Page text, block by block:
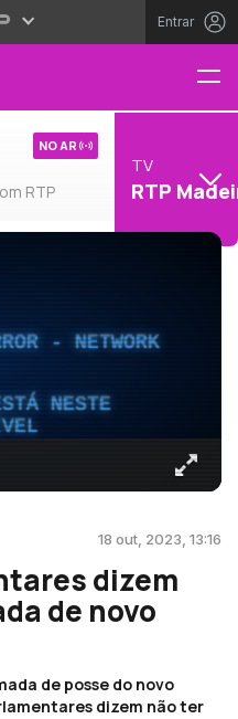
Entrar
RTP
NO AR
TV
RTP
- NETWORK
NESTE
18 out, 2023, 13:16
dizem
de novo
de posse do novo
dizem não ter